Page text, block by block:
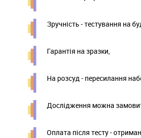
Зручність - тестування на
Гарантія на зразки,
На розсуд - пересилання
Дослідження можна
Оплата після тесту -